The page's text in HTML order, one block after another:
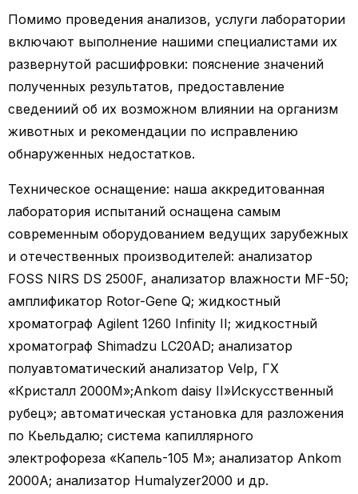
Помимо проведения анализов, услуги лаборатории
включают выполнение нашими специалистами их
развернутой расшифровки: пояснение значений
полученных результатов, предоставление
сведениий об их возможном влиянии на организм
животных и рекомендации по исправлению
обнаруженных недостатков.
Техническое оснащение: наша аккредитованная
лаборатория испытаний оснащена самым
современным оборудованием ведущих зарубежных
и отечественных производителей: анализатор
FOSS NIRS DS 2500F, анализатор влажности MF-50;
амплификатор Rotor-Gene Q; жидкостный
хроматограф Agilent 1260 Infinity II; жидкостный
хроматограф Shimadzu LC20AD; анализатор
полуавтоматический анализатор Velp, ГХ
«Кристалл 2000М»;Ankom daisy II»Искусственный
рубец»; автоматическая установка для разложения
по Кьельдалю; система капиллярного
электрофореза «Капель-105 М»; анализатор Ankom
2000A; анализатор Humalyzer2000 и др.